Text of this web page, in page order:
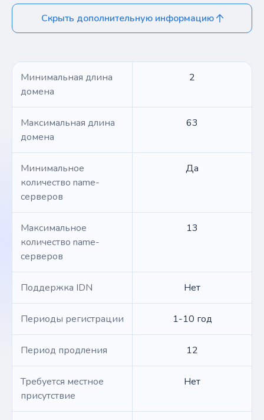
Скрыть дополнительную информацию
Минимальная длина
домена
2
Максимальная длина
домена
63
Минимальное
количество name-
серверов
Да
Максимальное
количество name-
серверов
13
Поддержка IDN Нет
Периоды регистрации 1-10 год
Период продления 12
Требуется местное
присутствие
Нет